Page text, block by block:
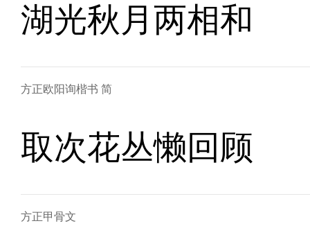
湖光秋月两相和
方正欧阳询楷书 简
取次花丛懒回顾
方正甲骨文